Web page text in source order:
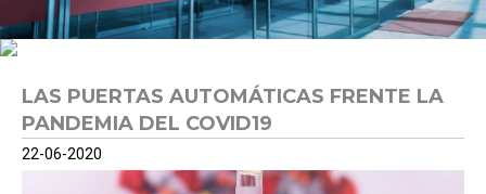
LAS PUERTAS AUTOMÁTICAS FRENTE LA
PANDEMIA DEL COVID19
22-06-2020